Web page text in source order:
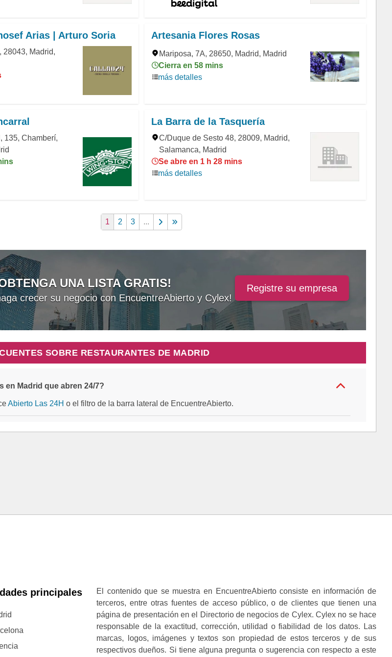
Arias | Arturo Soria
28043, Madrid,
Artesania Flores Rosas
Mariposa, 7A, 28650, Madrid, Madrid
Cierra en 58 mins
más detalles
135, Chamberí,
La Barra de la Tasquería
C/Duque de Sesto 48, 28009, Madrid,
Salamanca, Madrid
Se abre en 1 h 28 mins
más detalles
1 2 3 ...
UNA LISTA GRATIS!
crecer su negocio con EncuentreAbierto y Cylex!
Registre su empresa
SOBRE RESTAURANTES DE MADRID
en Madrid que abren 24/7?
Abierto Las 24H o el filtro de la barra lateral de EncuentreAbierto.
principales
El contenido que se muestra en EncuentreAbierto consiste en información de
terceros, entre otras fuentes de acceso público, o de clientes que tienen una
página de presentación en el Directorio de negocios de Cylex. Cylex no se hace
responsable de la exactitud, corrección, utilidad o fiabilidad de los datos. Las
marcas, logos, imágenes y textos son propiedad de estos terceros y de sus
respectivos dueños. Si tiene alguna pregunta o sugerencia con respecto a este